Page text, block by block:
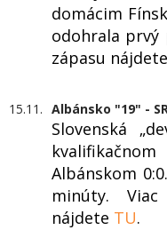
domácim
odohrala prvý
zápasu nájdete
15.11. Albánsko "19" -
Slovenská
Albánskom
minúty.
nájdete TU.